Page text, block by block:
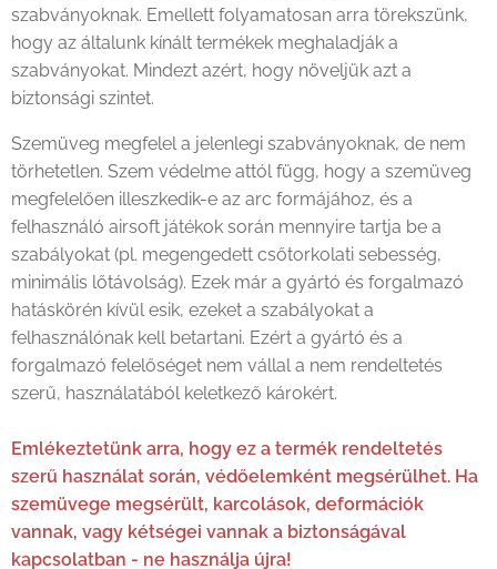
szabványoknak. Emellett folyamatosan arra törekszünk,
hogy az általunk kínált termékek meghaladják a
szabványokat. Mindezt azért, hogy növeljük azt a
biztonsági szintet.
Szemüveg megfelel a jelenlegi szabványoknak, de nem
törhetetlen. Szem védelme attól függ, hogy a szemüveg
megfelelően illeszkedik-e az arc formájához, és a
felhasználó airsoft játékok során mennyire tartja be a
szabályokat (pl. megengedett csőtorkolati sebesség,
minimális lőtávolság). Ezek már a gyártó és forgalmazó
hatáskörén kívül esik, ezeket a szabályokat a
felhasználónak kell betartani. Ezért a gyártó és a
forgalmazó felelőséget nem vállal a nem rendeltetés
szerű, használatából keletkező károkért.
Emlékeztetünk arra, hogy ez a termék rendeltetés
szerű használat során, védőelemként megsérülhet. Ha
szemüvege megsérült, karcolások, deformációk
vannak, vagy kétségei vannak a biztonságával
kapcsolatban - ne használja újra!